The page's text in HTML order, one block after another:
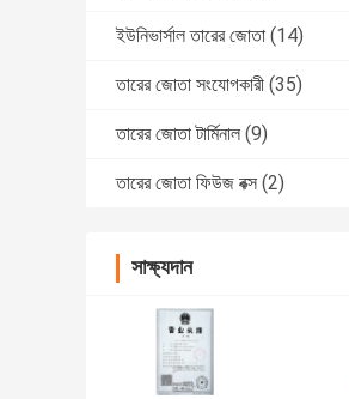
ইউনিভার্সাল তারের জোতা (14)
তারের জোতা সংযোগকারী (35)
তারের জোতা টার্মিনাল (9)
তারের জোতা ফিউজ বক্স (2)
সাক্ষ্যদান